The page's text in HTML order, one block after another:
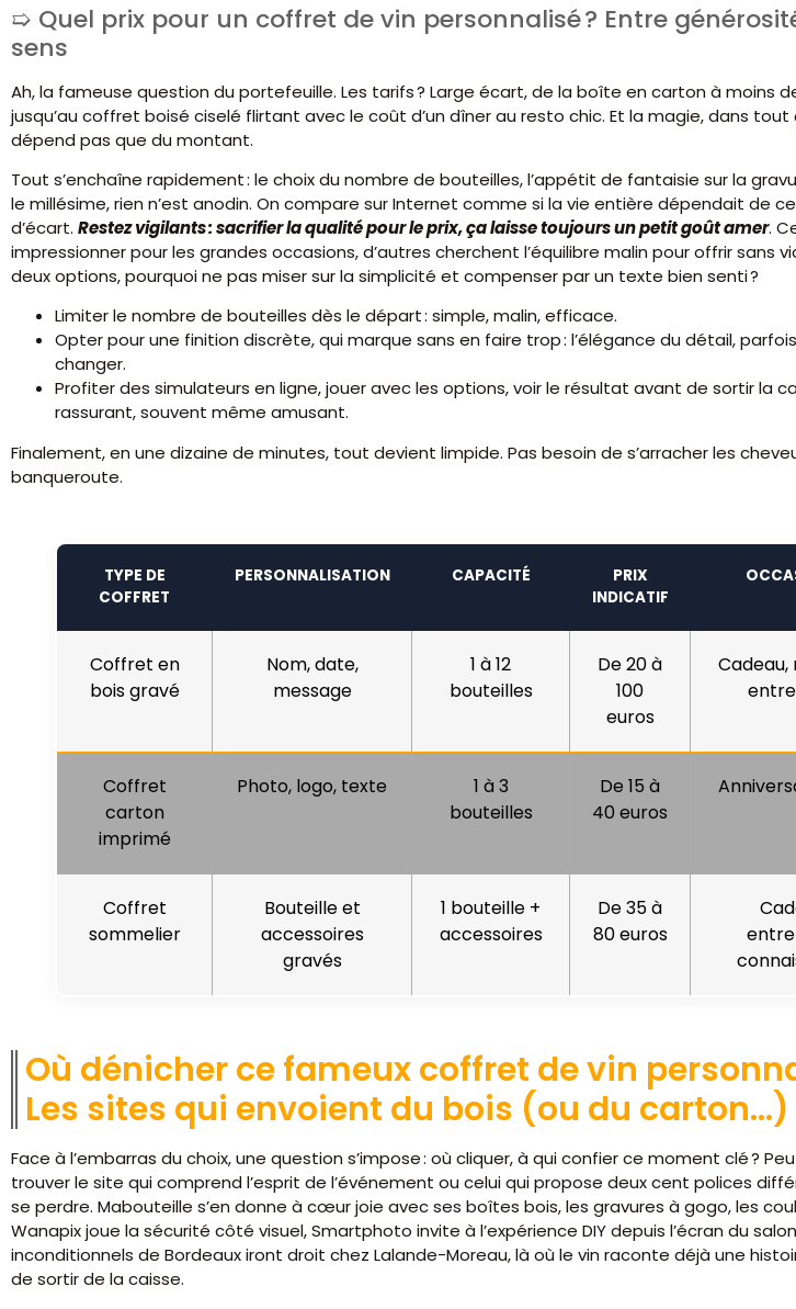
Quel prix pour un coffret de vin personnalisé ? Entre
sens
Ah, la fameuse question du portefeuille. Les tarifs ? Large écart, de la boîte en carton à moins
jusqu’au coffret boisé ciselé flirtant avec le coût d’un dîner au resto chic. Et la magie, dans tout
dépend pas que du montant.
Tout s’enchaîne rapidement : le choix du nombre de bouteilles, l’appétit de fantaisie sur la
le millésime, rien n’est anodin. On compare sur Internet comme si la vie entière dépendait de
d’écart. Restez vigilants : sacrifier la qualité pour le prix, ça laisse toujours un petit goût amer.
impressionner pour les grandes occasions, d’autres cherchent l’équilibre malin pour offrir sans
deux options, pourquoi ne pas miser sur la simplicité et compenser par un texte bien senti ?
Limiter le nombre de bouteilles dès le départ : simple, malin, efficace.
Opter pour une finition discrète, qui marque sans en faire trop : l’élégance du détail,
changer.
Profiter des simulateurs en ligne, jouer avec les options, voir le résultat avant de sortir la
rassurant, souvent même amusant.
Finalement, en une dizaine de minutes, tout devient limpide. Pas besoin de s’arracher les
banqueroute.
TYPE DE
COFFRET
PERSONNALISATION CAPACITÉ
PRIX
INDICATIF
Coffret en
bois gravé
Nom, date,
message
1 à 12
bouteilles
De 20 à
100
euros
Cadeau,
Coffret
carton
imprimé
Photo, logo, texte
1 à 3
bouteilles
De 15 à
40 euros
Coffret
sommelier
Bouteille et
accessoires
gravés
1 bouteille +
accessoires
De 35 à
80 euros
Où dénicher ce fameux coffret de vin
Les sites qui envoient du bois (ou du carton…)
Face à l’embarras du choix, une question s’impose : où cliquer, à qui confier ce moment clé ?
trouver le site qui comprend l’esprit de l’événement ou celui qui propose deux cent polices
se perdre. Mabouteille s’en donne à cœur joie avec ses boîtes bois, les gravures à gogo, les
Wanapix joue la sécurité côté visuel, Smartphoto invite à l’expérience DIY depuis l’écran du
inconditionnels de Bordeaux iront droit chez Lalande-Moreau, là où le vin raconte déjà une
de sortir de la caisse.